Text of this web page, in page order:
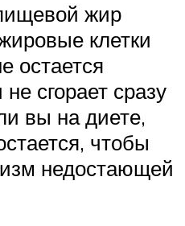
жир
клетки
остается
сгорает сразу
вы на диете,
чтобы
недостающей